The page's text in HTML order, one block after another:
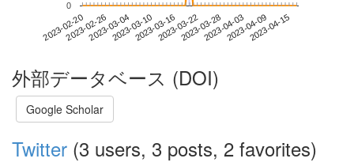
2023-02-202023-02-262023-03-042023-03-102023-03-162023-03-222023-03-282023-04-032023-04-092023-04-15
0
外部データベース (DOI)
Google Scholar
Twitter (3 users, 3 posts, 2 favorites)